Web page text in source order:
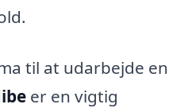
til at udarbejde en
er en vigtig